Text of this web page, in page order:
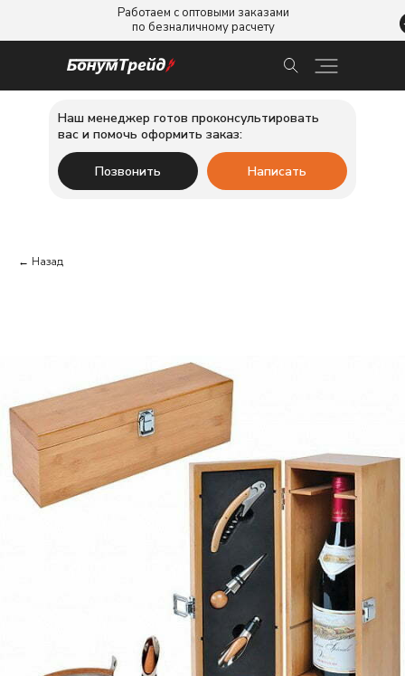
Работаем с оптовыми заказами
по безналичному расчету
Позвонить
Наш менеджер готов проконсультировать
вас и помочь оформить заказ:
Написать
← Назад